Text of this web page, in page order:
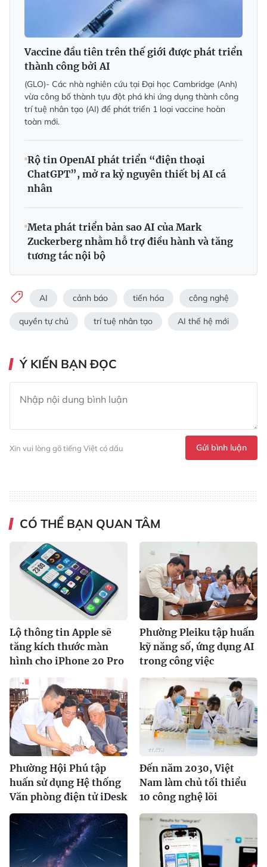
Vaccine đầu tiên trên thế giới được phát triển
thành công bởi AI
(GLO)- Các nhà nghiên cứu tại Đại học Cambridge (Anh)
vừa công bố thành tựu đột phá khi ứng dụng thành công
trí tuệ nhân tạo (AI) để phát triển 1 loại vaccine hoàn
toàn mới.
Rộ tin OpenAI phát triển “điện thoại
ChatGPT”, mở ra kỷ nguyên thiết bị AI cá
nhân
Meta phát triển bản sao AI của Mark
Zuckerberg nhằm hỗ trợ điều hành và tăng
tương tác nội bộ
AI cảnh báo tiến hóa công nghệ
quyền tự chủ trí tuệ nhân tạo AI thế hệ mới
Ý KIẾN BẠN ĐỌC
Xin vui lòng gõ tiếng Việt có dấu Gửi bình luận
CÓ THỂ BẠN QUAN TÂM
Lộ thông tin Apple sẽ
tăng kích thước màn
hình cho iPhone 20 Pro
Phường Pleiku tập huấn
kỹ năng số, ứng dụng AI
trong công việc
Phường Hội Phú tập
huấn sử dụng Hệ thống
Văn phòng điện tử iDesk
Đến năm 2030, Việt
Nam làm chủ tối thiểu
10 công nghệ lõi